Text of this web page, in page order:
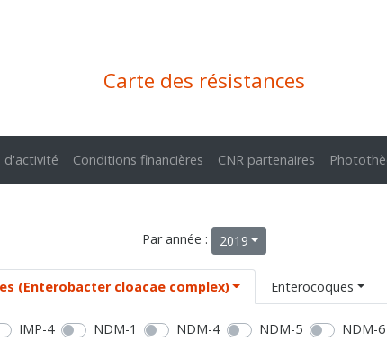
Carte des résistances
d'activité Conditions financières CNR partenaires
Par année : 2019
(Enterobacter cloacae complex) Enterocoques
IMP-4 NDM-1 NDM-4 NDM-5 NDM-6